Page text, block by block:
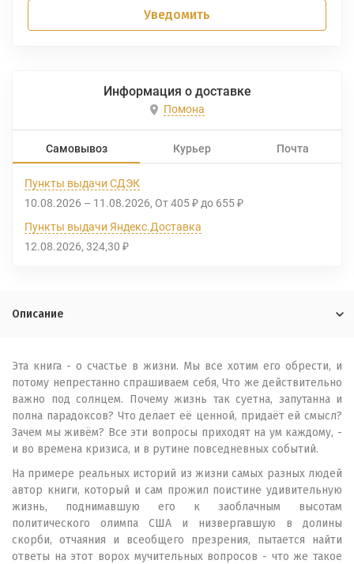
Уведомить
Информация о доставке
Помона
Самовывоз Курьер Почта
Пункты выдачи СДЭК
10.08.2026 – 11.08.2026 От 405 ₽ до 655 ₽
Пункты выдачи Яндекс.Доставка
12.08.2026 324,30 ₽
Описание
Эта книга - о счастье в жизни. Мы все хотим его обрести, и
потому непрестанно спрашиваем себя, Что же действительно
важно под солнцем. Почему жизнь так суетна, запутанна и
полна парадоксов? Что делает её ценной, придаёт ей смысл?
Зачем мы живём? Все эти вопросы приходят на ум каждому, -
и во времена кризиса, и в рутине повседневных событий.
На примере реальных историй из жизни самых разных людей
автор книги, который и сам прожил поистине удивительную
жизнь, поднимавшую его к заоблачным высотам
политического олимпа США и низвергавшую в долины
скорби, отчаяния и всеобщего презрения, пытается найти
ответы на этот ворох мучительных вопросов - что же такое